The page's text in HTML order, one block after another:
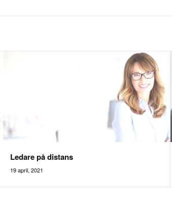
Ledare på distans
19 april, 2021